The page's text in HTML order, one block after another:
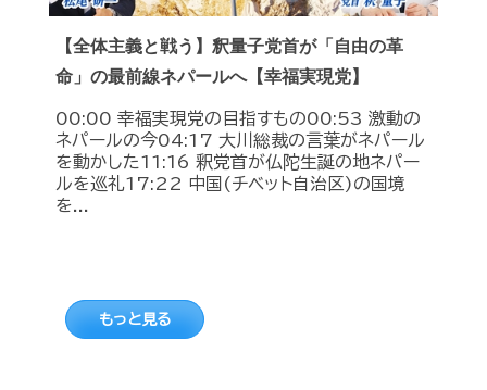
【全体主義と戦う】釈量子党首が「自由の革
命」の最前線ネパールへ【幸福実現党】
00:00 幸福実現党の目指すもの00:53 激動の
ネパールの今04:17 大川総裁の言葉がネパール
を動かした11:16 釈党首が仏陀生誕の地ネパー
ルを巡礼17:22 中国(チベット自治区)の国境
を...
もっと見る